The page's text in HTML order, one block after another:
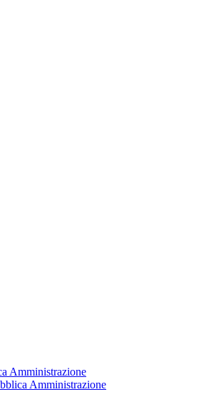
Amministrazione
Amministrazione